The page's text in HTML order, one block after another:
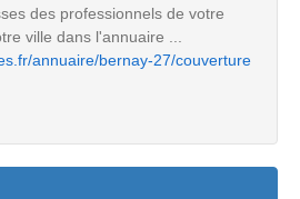
des professionnels de votre
ville dans l'annuaire ...
annuaire/bernay-27/couverture